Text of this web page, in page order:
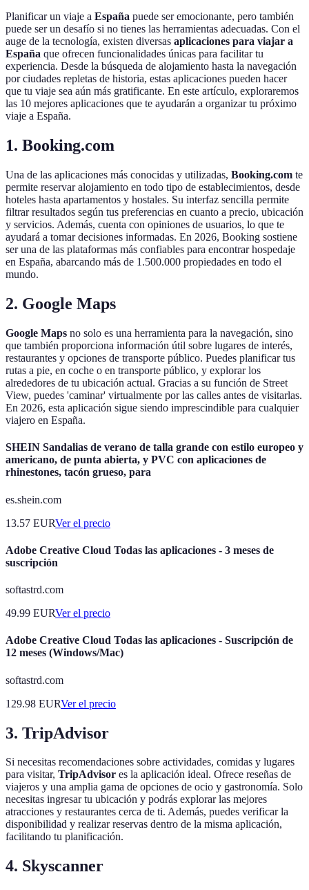
Planificar un viaje a España puede ser emocionante, pero también
puede ser un desafío si no tienes las herramientas adecuadas. Con el
auge de la tecnología, existen diversas aplicaciones para viajar a
España que ofrecen funcionalidades únicas para facilitar tu
experiencia. Desde la búsqueda de alojamiento hasta la navegación
por ciudades repletas de historia, estas aplicaciones pueden hacer
que tu viaje sea aún más gratificante. En este artículo, exploraremos
las 10 mejores aplicaciones que te ayudarán a organizar tu próximo
viaje a España.
1. Booking.com
Una de las aplicaciones más conocidas y utilizadas, Booking.com te
permite reservar alojamiento en todo tipo de establecimientos, desde
hoteles hasta apartamentos y hostales. Su interfaz sencilla permite
filtrar resultados según tus preferencias en cuanto a precio, ubicación
y servicios. Además, cuenta con opiniones de usuarios, lo que te
ayudará a tomar decisiones informadas. En 2026, Booking sostiene
ser una de las plataformas más confiables para encontrar hospedaje
en España, abarcando más de 1.500.000 propiedades en todo el
mundo.
2. Google Maps
Google Maps no solo es una herramienta para la navegación, sino
que también proporciona información útil sobre lugares de interés,
restaurantes y opciones de transporte público. Puedes planificar tus
rutas a pie, en coche o en transporte público, y explorar los
alrededores de tu ubicación actual. Gracias a su función de Street
View, puedes 'caminar' virtualmente por las calles antes de visitarlas.
En 2026, esta aplicación sigue siendo imprescindible para cualquier
viajero en España.
SHEIN Sandalias de verano de talla grande con estilo europeo y
americano, de punta abierta, y PVC con aplicaciones de
rhinestones, tacón grueso, para
es.shein.com
13.57 EURVer el precio
Adobe Creative Cloud Todas las aplicaciones - 3 meses de
suscripción
softastrd.com
49.99 EURVer el precio
Adobe Creative Cloud Todas las aplicaciones - Suscripción de
12 meses (Windows/Mac)
softastrd.com
129.98 EURVer el precio
3. TripAdvisor
Si necesitas recomendaciones sobre actividades, comidas y lugares
para visitar, TripAdvisor es la aplicación ideal. Ofrece reseñas de
viajeros y una amplia gama de opciones de ocio y gastronomía. Solo
necesitas ingresar tu ubicación y podrás explorar las mejores
atracciones y restaurantes cerca de ti. Además, puedes verificar la
disponibilidad y realizar reservas dentro de la misma aplicación,
facilitando tu planificación.
4. Skyscanner